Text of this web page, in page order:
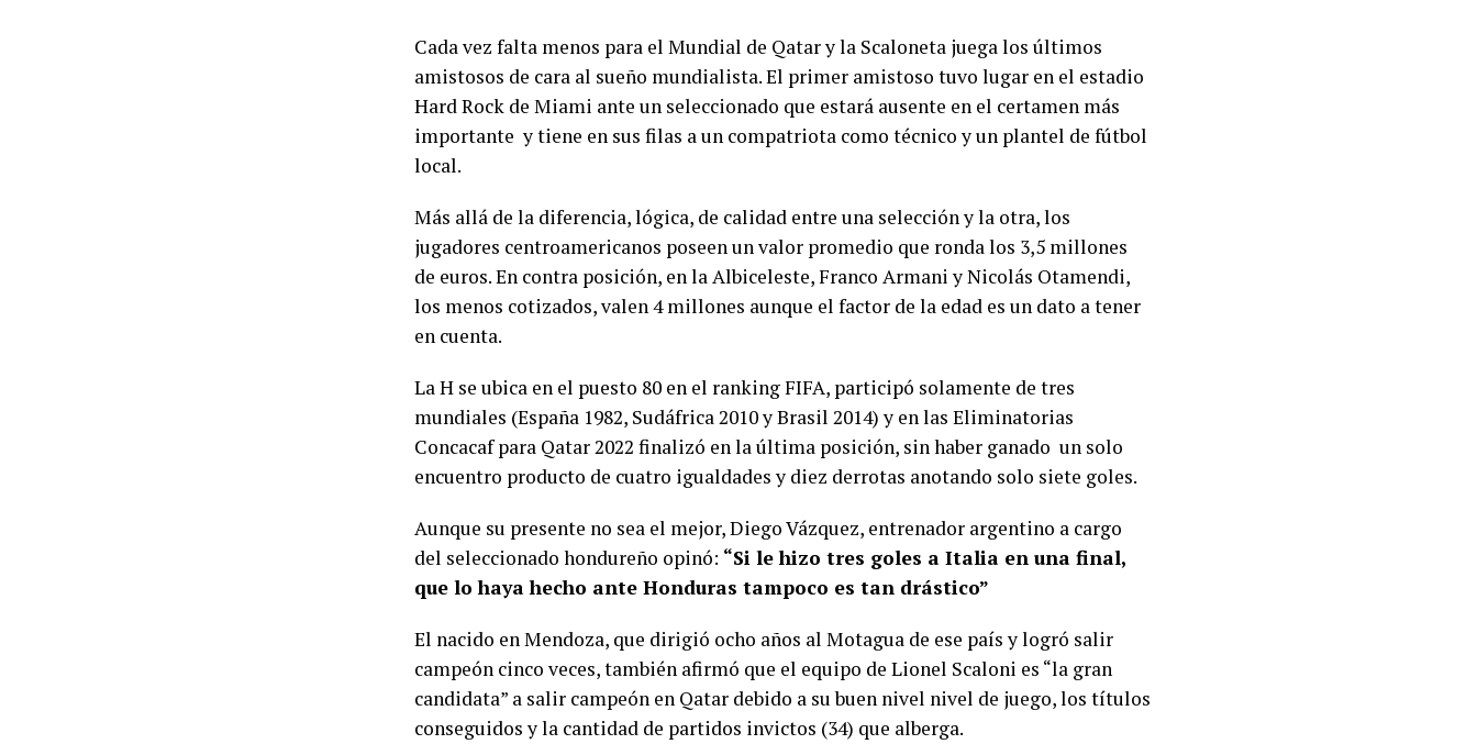
Cada vez falta menos para el Mundial de Qatar y la Scaloneta juega los últimos
amistosos de cara al sueño mundialista. El primer amistoso tuvo lugar en el estadio
Hard Rock de Miami ante un seleccionado que estará ausente en el certamen más
importante y tiene en sus filas a un compatriota como técnico y un plantel de fútbol
local.
Más allá de la diferencia, lógica, de calidad entre una selección y la otra, los
jugadores centroamericanos poseen un valor promedio que ronda los 3,5 millones
de euros. En contra posición, en la Albiceleste, Franco Armani y Nicolás Otamendi,
los menos cotizados, valen 4 millones aunque el factor de la edad es un dato a tener
en cuenta.
La H se ubica en el puesto 80 en el ranking FIFA, participó solamente de tres
mundiales (España 1982, Sudáfrica 2010 y Brasil 2014) y en las Eliminatorias
Concacaf para Qatar 2022 finalizó en la última posición, sin haber ganado un solo
encuentro producto de cuatro igualdades y diez derrotas anotando solo siete goles.
Aunque su presente no sea el mejor, Diego Vázquez, entrenador argentino a cargo
del seleccionado hondureño opinó: “Si le hizo tres goles a Italia en una final,
que lo haya hecho ante Honduras tampoco es tan drástico”
El nacido en Mendoza, que dirigió ocho años al Motagua de ese país y logró salir
campeón cinco veces, también afirmó que el equipo de Lionel Scaloni es “la gran
candidata” a salir campeón en Qatar debido a su buen nivel nivel de juego, los títulos
conseguidos y la cantidad de partidos invictos (34) que alberga.